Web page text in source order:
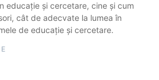
educație și cercetare, cine și cum
cât de adecvate la lumea în
de educație și cercetare.